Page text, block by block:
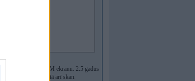
saglabāju OEM ekrānu. 2.5 gadus
mašīnas Aux un tā arī skan.